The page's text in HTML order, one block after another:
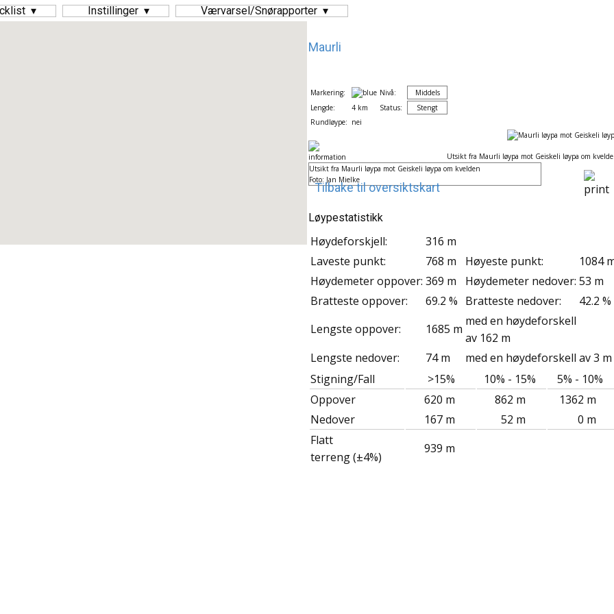
Instillinger Værvarsel/Snørapporter
Maurli
Markering: Nivå:
Middels
Lengde:
4 km Status:
Stengt
Rundløype: nei
Utsikt fra Maurli løypa mot Geiskeli løypa om kvelden
Foto: Jan Mielke
Utsikt fra Maurli løypa mot Geiskeli løypa om
Tilbake til oversiktskart
Løypestatistikk
Høydeforskjell:
316 m
Laveste punkt:
768 m Høyeste punkt:
1084
Høydemeter oppover: 369 m Høydemeter nedover: 53 m
Bratteste oppover:
69.2 % Bratteste nedover:
42.2 %
Lengste oppover:
1685 m
med en høydeforskell
av 162 m
Lengste nedover:
74 m
med en høydeforskell av 3 m
Stigning/Fall
>15% 10% - 15%
5% - 10%
Oppover
620 m 862 m
1362 m
Nedover
167 m 52 m
0 m
Flatt
terreng (±4%)
939 m